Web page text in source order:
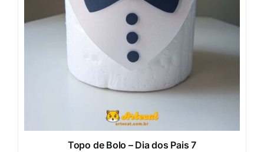
Topo de Bolo – Dia dos Pais 7